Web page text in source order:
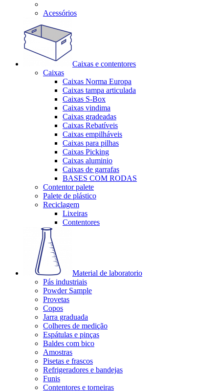
Acessórios
Caixas e contentores
Caixas
Caixas Norma Europa
Caixas tampa articulada
Caixas S-Box
Caixas vindima
Caixas gradeadas
Caixas Rebatíveis
Caixas empilháveis
Caixas para pilhas
Caixas Picking
Caixas aluminio
Caixas de garrafas
BASES COM RODAS
Contentor palete
Palete de plástico
Reciclagem
Lixeiras
Contentores
Material de laboratorio
Pás industriais
Powder Sample
Provetas
Copos
Jarra graduada
Colheres de medição
Espátulas e pinças
Baldes com bico
Amostras
Pisetas e frascos
Refrigeradores e bandejas
Funis
Contentores e torneiras